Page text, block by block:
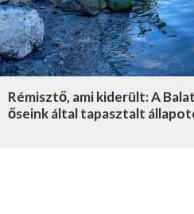
Rémisztő, ami kiderült: A
őseink által tapasztalt